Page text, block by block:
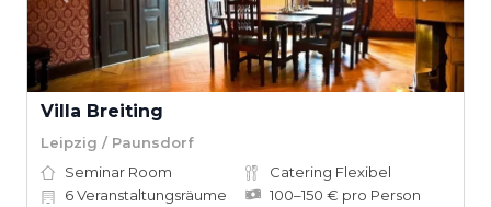
Villa Breiting
Leipzig / Paunsdorf
Seminar Room
Catering Flexibel
6Veranstaltungsräume 100–150 € pro Person